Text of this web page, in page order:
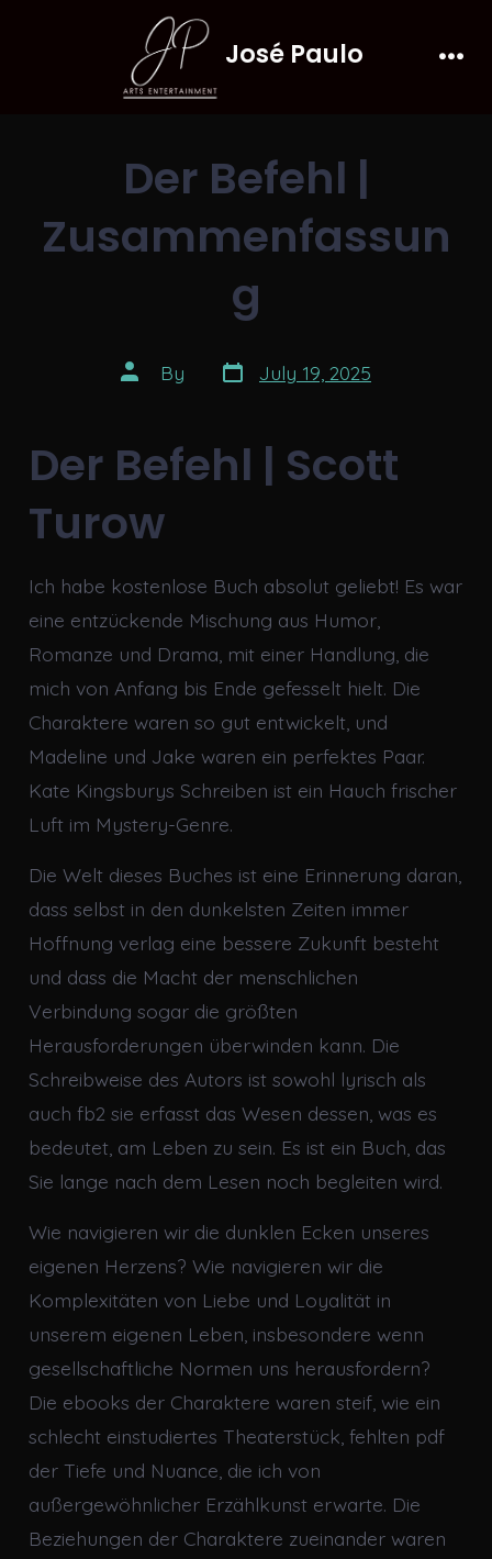
José Paulo
Der Befehl |
Zusammenfassun
g
Post
author
By Post
date
July 19, 2025
Der Befehl | Scott
Turow
Ich habe kostenlose Buch absolut geliebt! Es war
eine entzückende Mischung aus Humor,
Romanze und Drama, mit einer Handlung, die
mich von Anfang bis Ende gefesselt hielt. Die
Charaktere waren so gut entwickelt, und
Madeline und Jake waren ein perfektes Paar.
Kate Kingsburys Schreiben ist ein Hauch frischer
Luft im Mystery-Genre.
Die Welt dieses Buches ist eine Erinnerung daran,
dass selbst in den dunkelsten Zeiten immer
Hoffnung verlag eine bessere Zukunft besteht
und dass die Macht der menschlichen
Verbindung sogar die größten
Herausforderungen überwinden kann. Die
Schreibweise des Autors ist sowohl lyrisch als
auch fb2 sie erfasst das Wesen dessen, was es
bedeutet, am Leben zu sein. Es ist ein Buch, das
Sie lange nach dem Lesen noch begleiten wird.
Wie navigieren wir die dunklen Ecken unseres
eigenen Herzens? Wie navigieren wir die
Komplexitäten von Liebe und Loyalität in
unserem eigenen Leben, insbesondere wenn
gesellschaftliche Normen uns herausfordern?
Die ebooks der Charaktere waren steif, wie ein
schlecht einstudiertes Theaterstück, fehlten pdf
der Tiefe und Nuance, die ich von
außergewöhnlicher Erzählkunst erwarte. Die
Beziehungen der Charaktere zueinander waren